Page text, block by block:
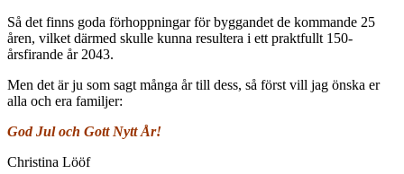
Så det finns goda förhoppningar för byggandet de kommande 25
åren, vilket därmed skulle kunna resultera i ett praktfullt 150-
årsfirande år 2043.
Men det är ju som sagt många år till dess, så först vill jag önska er
alla och era familjer:
God Jul och Gott Nytt År!
Christina Lööf